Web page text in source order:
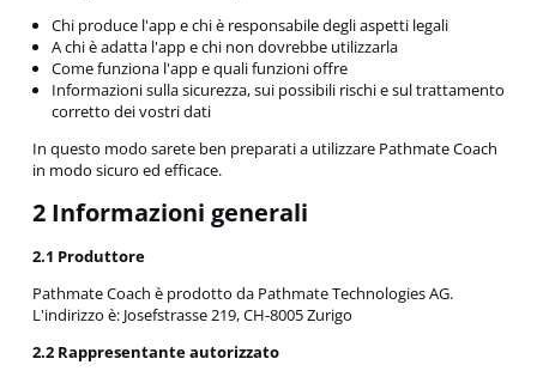
Chi produce l'app e chi è responsabile degli aspetti legali
A chi è adatta l'app e chi non dovrebbe utilizzarla
Come funziona l'app e quali funzioni offre
Informazioni sulla sicurezza, sui possibili rischi e sul trattamento
corretto dei vostri dati
In questo modo sarete ben preparati a utilizzare Pathmate Coach
in modo sicuro ed efficace.
2 Informazioni generali
2.1 Produttore
Pathmate Coach è prodotto da Pathmate Technologies AG.
L'indirizzo è: Josefstrasse 219, CH-8005 Zurigo
2.2 Rappresentante autorizzato